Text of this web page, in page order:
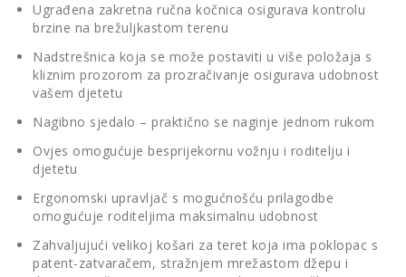
Ugrađena zakretna ručna kočnica osigurava kontrolu
brzine na brežuljkastom terenu
Nadstrešnica koja se može postaviti u više položaja s
kliznim prozorom za prozračivanje osigurava udobnost
vašem djetetu
Nagibno sjedalo – praktično se naginje jednom rukom
Ovjes omogućuje besprijekornu vožnju i roditelju i
djetetu
Ergonomski upravljač s mogućnošću prilagodbe
omogućuje roditeljima maksimalnu udobnost
Zahvaljujući velikoj košari za teret koja ima poklopac s
patent-zatvaračem, stražnjem mrežastom džepu i